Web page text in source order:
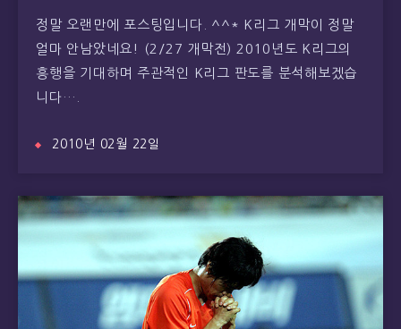
정말 오랜만에 포스팅입니다. ^^* K리그 개막이 정말
얼마 안남았네요! (2/27 개막전) 2010년도 K리그의
흥행을 기대하며 주관적인 K리그 판도를 분석해보겠습
니다….
2010년 02월 22일